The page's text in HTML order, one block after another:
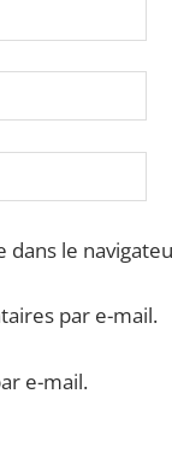
le
par e-mail.
e-mail.